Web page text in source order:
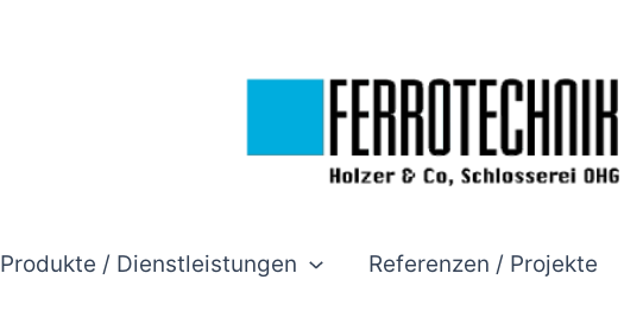
Produkte / Dienstleistungen Referenzen / Projekte